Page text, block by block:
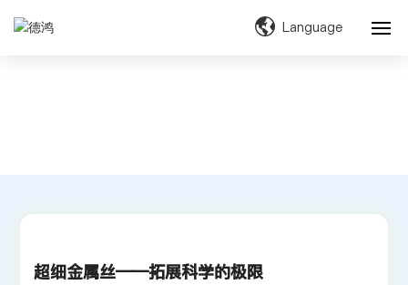
新闻资讯
Language
超细金属丝——拓展科学的极限